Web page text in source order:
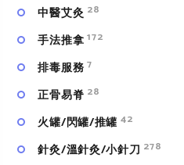
中醫艾灸 28
手法推拿 172
排毒服務 7
正骨易脊 28
火罐/閃罐/推罐 42
針灸/溫針灸/小針刀 278